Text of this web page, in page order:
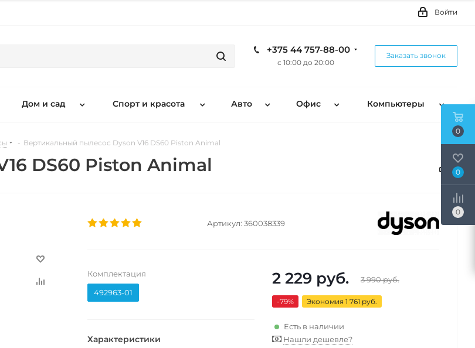
Войти
+375 44 757-88-00
с 10:00 до 20:00
Заказать звонок
Дом и сад Спорт и красота Авто Офис Компьютеры
- Вертикальный пылесос Dyson V16 DS60 Piston Animal
DS60 Piston Animal
Артикул: 360038339
Комплектация
492963-01
Характеристики
2 229 руб. 3 990руб.
-79% Экономия 1 761 руб.
Есть в наличии
Нашли дешевле?
0
0
0